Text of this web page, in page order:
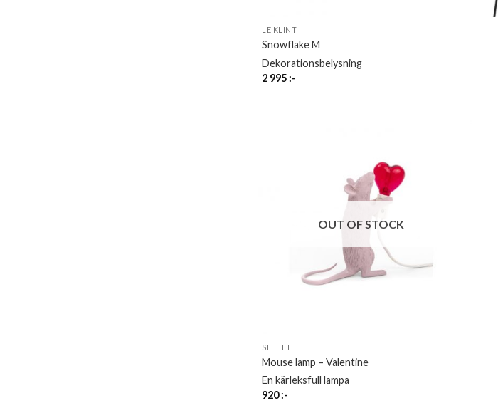
LE KLINT
Snowflake M
Dekorationsbelysning
2 995 :-
OUT OF STOCK
SELETTI
Mouse lamp – Valentine
En kärleksfull lampa
920:-